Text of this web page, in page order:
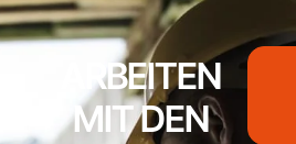
ARBEITEN
MIT DEN